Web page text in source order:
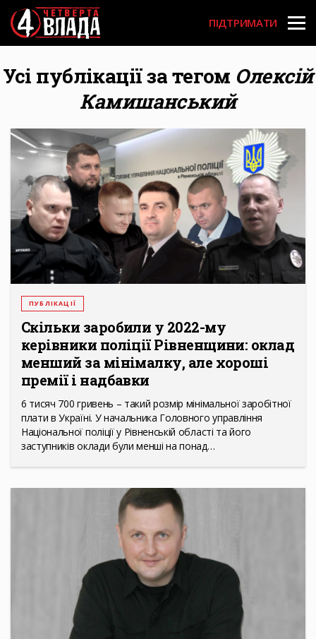
Перейти
до
основного
вмісту
User
account
menu
ПІДТРИМАТИ
Усі публікації за тегом Олексій
Камишанський
ПУБЛІКАЦІЇ
Скільки заробили у 2022-му
керівники поліції Рівненщини: оклад
менший за мінімалку, але хороші
премії і надбавки
6 тисяч 700 гривень – такий розмір мінімальної заробітної
плати в Україні. У начальника Головного управління
Національної поліції у Рівненській області та його
заступників оклади були менші на понад…